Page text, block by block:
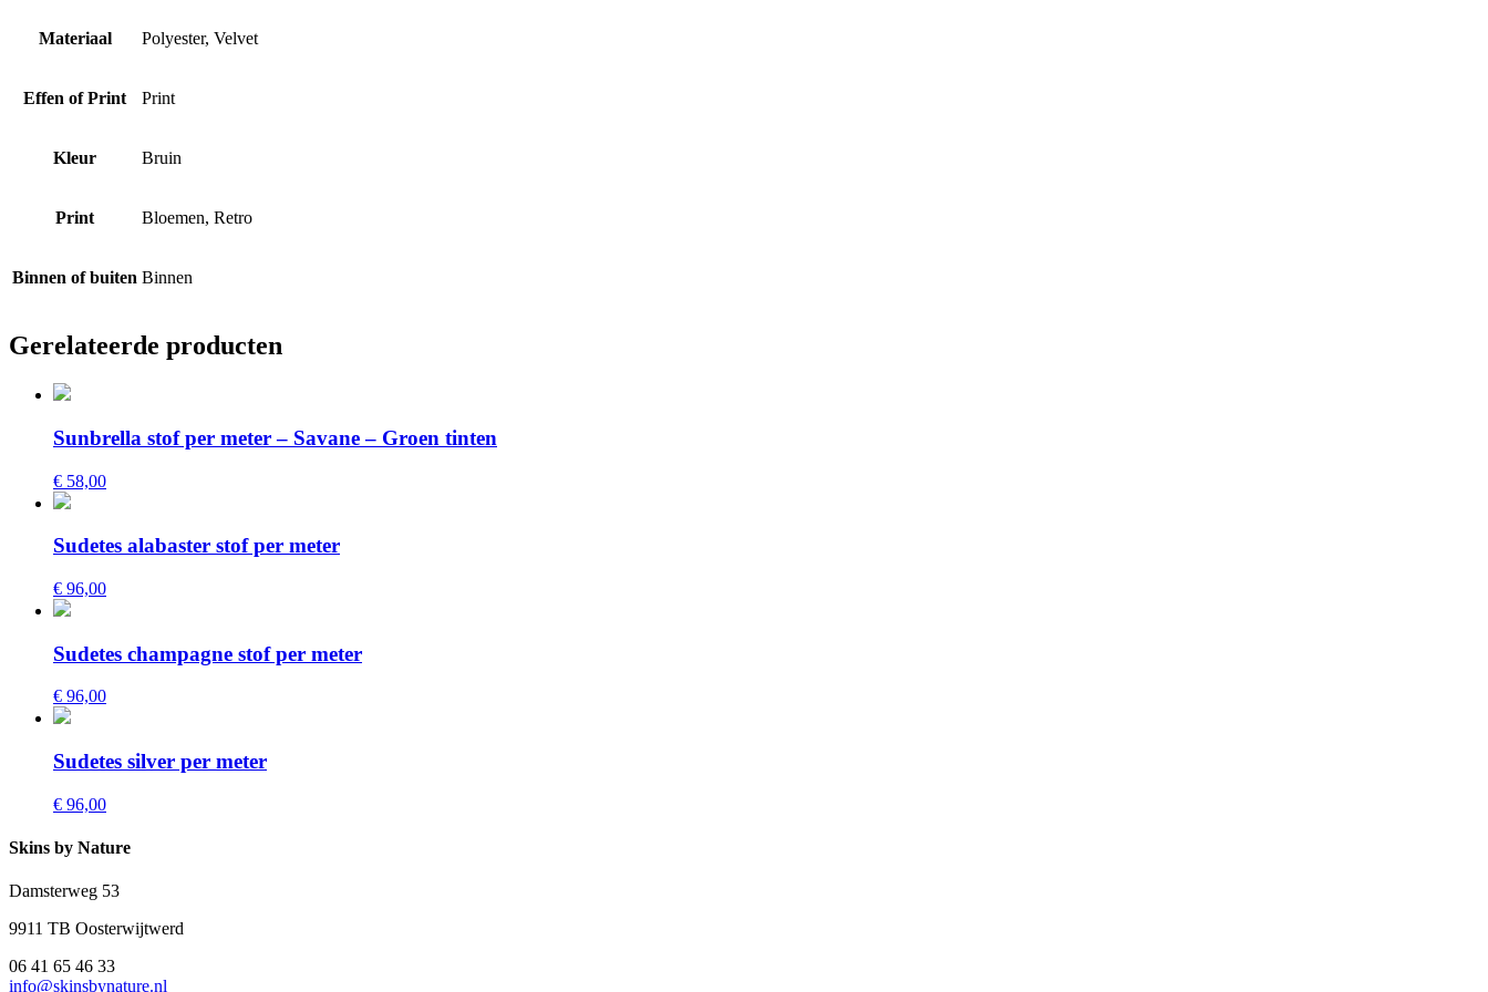
Materiaal Polyester, Velvet
Effen of Print Print
Kleur Bruin
Print Bloemen, Retro
Binnen of buiten Binnen
Gerelateerde producten
Sunbrella stof per meter – Savane – Groen tinten
€ 58,00
Sudetes alabaster stof per meter
€ 96,00
Sudetes champagne stof per meter
€ 96,00
Sudetes silver per meter
€ 96,00
Skins by Nature
Damsterweg 53
9911 TB Oosterwijtwerd
06 41 65 46 33
info@skinsbynature.nl